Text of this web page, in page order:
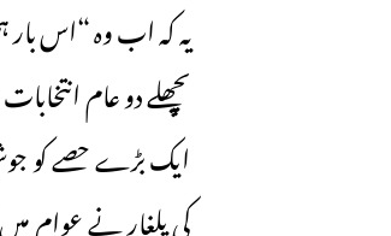
یہ کہ اب وہ “اس بار ہم 400 کو پار کریں گے” کے دعوے بھی نہیں
پچھلے دو عام
ایک بڑے حصے کو
کی یلغار نے عوام